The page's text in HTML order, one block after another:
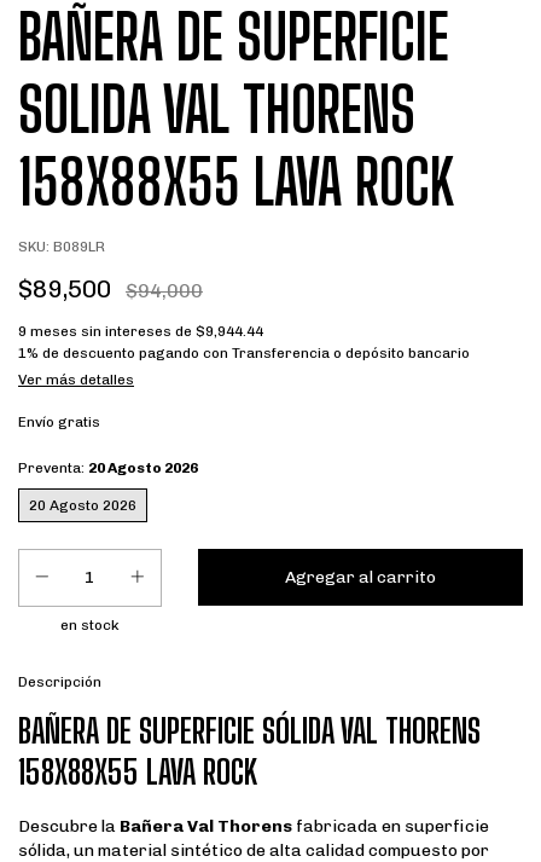
BAÑERA DE SUPERFICIE
SOLIDA VAL THORENS
158X88X55 LAVA ROCK
SKU: B089LR
$89,500 $94,000
9 meses sin intereses de $9,944.44
1% de descuento pagando con Transferencia o depósito bancario
Ver más detalles
Envío gratis
Preventa: 20 Agosto 2026
20 Agosto 2026
en stock
Descripción
BAÑERA DE SUPERFICIE SÓLIDA VAL THORENS
158X88X55 LAVA ROCK
Descubre la Bañera Val Thorens fabricada en superficie
sólida, un material sintético de alta calidad compuesto por